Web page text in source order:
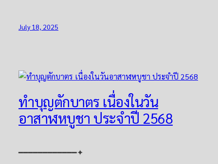
July 18, 2025
ทำบุญตักบาตร เนื่องในวัน
อาสาฬหบูชา ประจำปี 2568
━━━━━━━━━━━━✦